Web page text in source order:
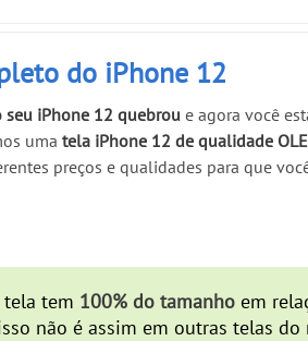
do iPhone 12
seu iPhone 12 quebrou e agora você
umatela iPhone 12 de qualidade
preços e qualidades para que
tela tem 100% do tamanho em
não é assim em outras telas